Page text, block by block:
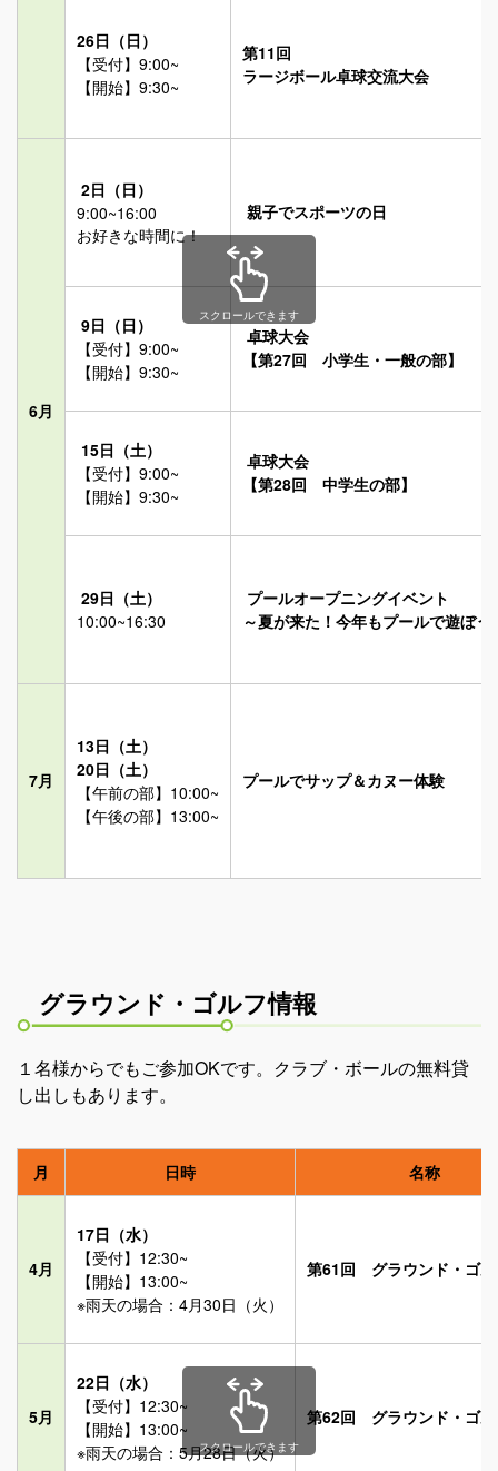
企業情報
全但バスの取り組み
求人情報
定住促進
26日（日）
【受付】9:00~
【開始】9:30~
第11回
ラージボール卓球交流大会
6月
2日（日）
9:00~16:00
お好きな時間に！
親子でスポーツの日
9日（日）
【受付】9:00~
【開始】9:30~
卓球大会
【第27回 小学生・一般の部】
15日（土）
【受付】9:00~
【開始】9:30~
卓球大会
【第28回 中学生の部】
29日（土）
10:00~16:30
プールオープニングイベント
～夏が来た！今年もプールで遊ぼう
7月
13日（土）
20日（土）
【午前の部】10:00~
【午後の部】13:00~
プールでサップ＆カヌー体験
スクロールできます
グラウンド・ゴルフ情報
１名様からでもご参加OKです。クラブ・ボールの無料貸
し出しもあります。
月 日時 名称
4月
17日（水）
【受付】12:30~
【開始】13:00~
※雨天の場合：4月30日（火）
第61回 グラウンド・ゴル
5月
22日（水）
【受付】12:30~
【開始】13:00~
※雨天の場合：5月28日（火）
第62回 グラウンド・ゴル
スクロールできます